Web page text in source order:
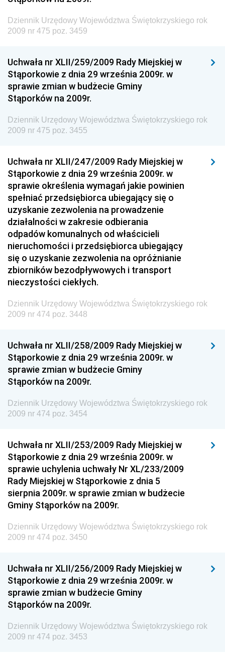
Społecznej
Dziennik Urzędowy Ministra Cyfryzacji
Budownictwa
Dziennik Urzędowy Ministra Gospodarki Morskiej i
Żeglugi Śródlądowej
Dziennik Urzędowy Ministra Energii
Dziennik Urzędowy Ministra Finansów
Dziennik Urzędowy Ministra Rozwoju i Finansów
Dziennik Urzędowy Wyższego Urzędu Górniczego
Dziennik Urzędowy Prezesa Urzędu Transportu
Kolejowego
Dziennik Urzędowy Ministra Przedsiębiorczości i
Technologii
Dziennik Urzędowy Ministra Inwestycji i Rozwoju
Dziennik Urzędowy Naczelnego Dyrektora Archiwów
Państwowych
Dziennik Urzędowy Ministra Finansów, Inwestycji i
Rozwoju
Dziennik Urzędowy Ministra Sportu
Dziennik Urzędowy Ministra Funduszy i Polityki
Regionalnej
Dziennik Urzędowy Ministra Aktywów Państwowych
Dziennik Urzędowy Ministra Zdrowia
Inspektora Ochrony Środowiska
Dziennik Urzędowy Ministra Klimatu i Środowiska
Dziennik Urzędowy Ministerstwa Kultury, Dziedzictwa
Narodowego i Sportu
Dziennik Urzędowy Ministra Finansów, Funduszy i
Dziennik Urzędowy Ministra Rozwoju, Pracy i
Dziennik Urzędowy Ministra Kultury, Dziedzictwa
Narodowego i Sportu
Dziennik Urzędowy Ministra Rodziny i Polityki
Społecznej
Dziennik Urzędowy Komendy Głównej Straży
Granicznej
Dziennik Urzędowy Województwa Świętokrzyskiego rok
2009 nr 475 poz. 3459
Uchwała nr XLII/259/2009 Rady Miejskiej w
Stąporkowie z dnia 29 września 2009r. w
sprawie zmian w budżecie Gminy
Stąporków na 2009r.
Dziennik Urzędowy Województwa Świętokrzyskiego rok
2009 nr 475 poz. 3455
Uchwała nr XLII/247/2009 Rady Miejskiej w
Stąporkowie z dnia 29 września 2009r. w
sprawie określenia wymagań jakie powinien
spełniać przedsiębiorca ubiegający się o
uzyskanie zezwolenia na prowadzenie
działalności w zakresie odbierania
odpadów komunalnych od właścicieli
nieruchomości i przedsiębiorca ubiegający
się o uzyskanie zezwolenia na opróżnianie
zbiorników bezodpływowych i transport
nieczystości ciekłych.
Dziennik Urzędowy Województwa Świętokrzyskiego rok
2009 nr 474 poz. 3448
Uchwała nr XLII/258/2009 Rady Miejskiej w
Stąporkowie z dnia 29 września 2009r. w
sprawie zmian w budżecie Gminy
Stąporków na 2009r.
Dziennik Urzędowy Województwa Świętokrzyskiego rok
2009 nr 474 poz. 3454
Uchwała nr XLII/253/2009 Rady Miejskiej w
Stąporkowie z dnia 29 września 2009r. w
sprawie uchylenia uchwały Nr XL/233/2009
Rady Miejskiej w Stąporkowie z dnia 5
sierpnia 2009r. w sprawie zmian w budżecie
Gminy Stąporków na 2009r.
Dziennik Urzędowy Województwa Świętokrzyskiego rok
2009 nr 474 poz. 3450
Uchwała nr XLII/256/2009 Rady Miejskiej w
Stąporkowie z dnia 29 września 2009r. w
sprawie zmian w budżecie Gminy
Stąporków na 2009r.
Dziennik Urzędowy Województwa Świętokrzyskiego rok
2009 nr 474 poz. 3453